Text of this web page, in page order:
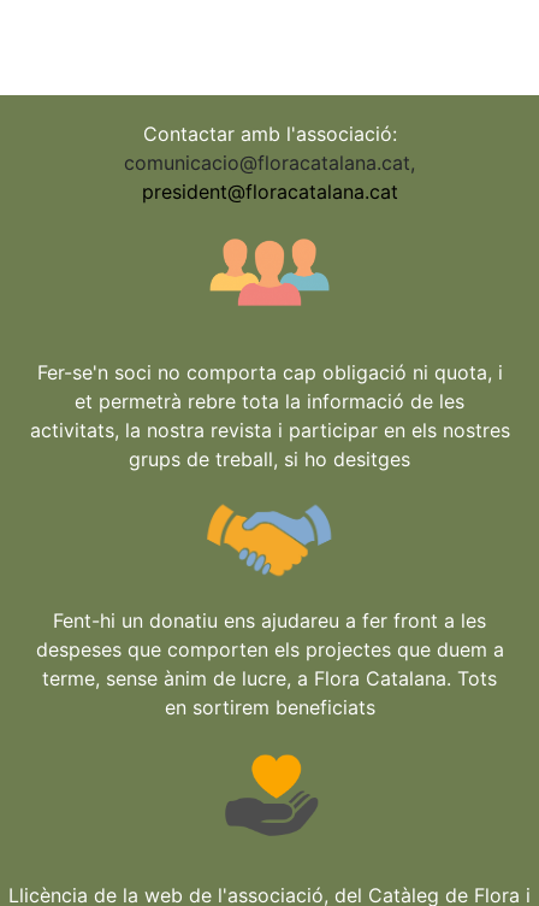
Contactar amb l'associació:
comunicacio@floracatalana.cat,
president@floracatalana.cat
Fer-se'n soci no comporta cap obligació ni quota, i
et permetrà rebre tota la informació de les
activitats, la nostra revista i participar en els nostres
grups de treball, si ho desitges
Fent-hi un donatiu ens ajudareu a fer front a les
despeses que comporten els projectes que duem a
terme, sense ànim de lucre, a Flora Catalana. Tots
en sortirem beneficiats
Llicència de la web de l'associació, del Catàleg de Flora i